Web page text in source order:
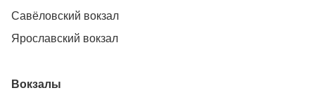
Савёловский вокзал
Ярославский вокзал
Вокзалы